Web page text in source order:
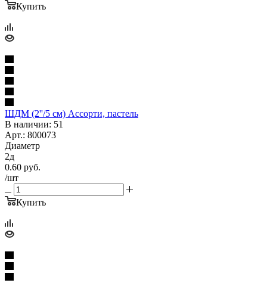
Купить
ШДМ (2''/5 см) Ассорти, пастель
В наличии: 51
Арт.: 800073
Диаметр
2д
0.60 руб.
/шт
Купить